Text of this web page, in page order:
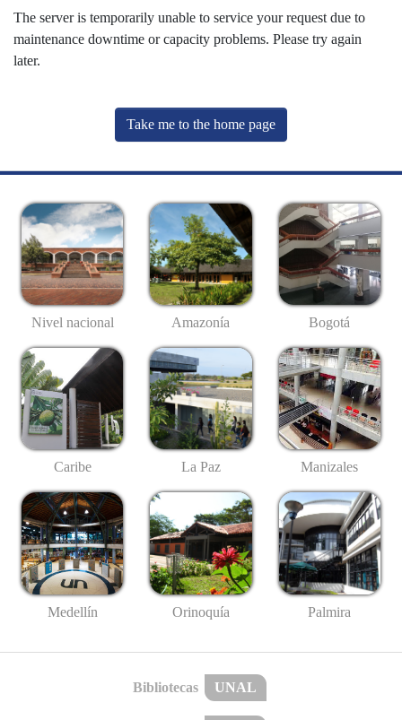
The server is temporarily unable to service your request due to
maintenance downtime or capacity problems. Please try again
later.
Take me to the home page
Nivel nacional Amazonía Bogotá
Caribe La Paz Manizales
Medellín Orinoquía Palmira
Bibliotecas UNAL